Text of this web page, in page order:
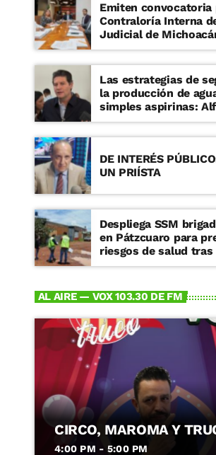
Emiten convocatoria
Contraloría Interna
Judicial de
Las estrategias de
la producción de
simples aspirinas:
DE INTERÉS
UN PRIÍSTA
Despliega SSM
en Pátzcuaro para
riesgos de salud
AL AIRE — VOX 103.30 DE FM
CIRCO, MAROMA Y
4:00 PM - 5:00 PM